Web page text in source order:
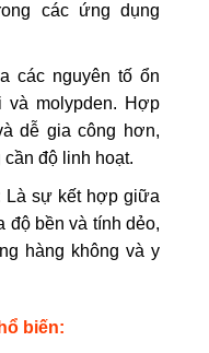
các ứng dụng
các nguyên tố ổn
và molypden. Hợp
dễ gia công hơn,
độ linh hoạt.
Là sự kết hợp giữa
độ bền và tính dẻo,
hàng không và y
biến: